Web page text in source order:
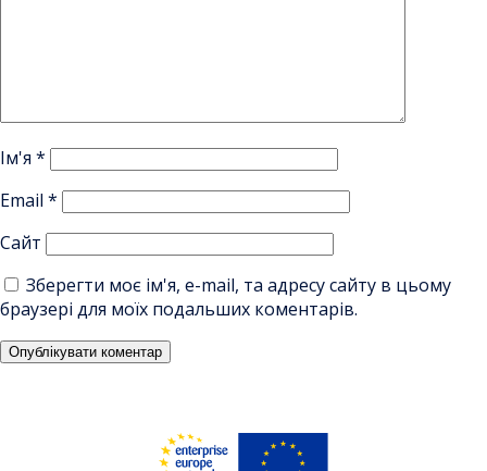
Ім'я *
Email *
Сайт
Зберегти моє ім'я, e-mail, та адресу сайту в цьому
браузері для моїх подальших коментарів.